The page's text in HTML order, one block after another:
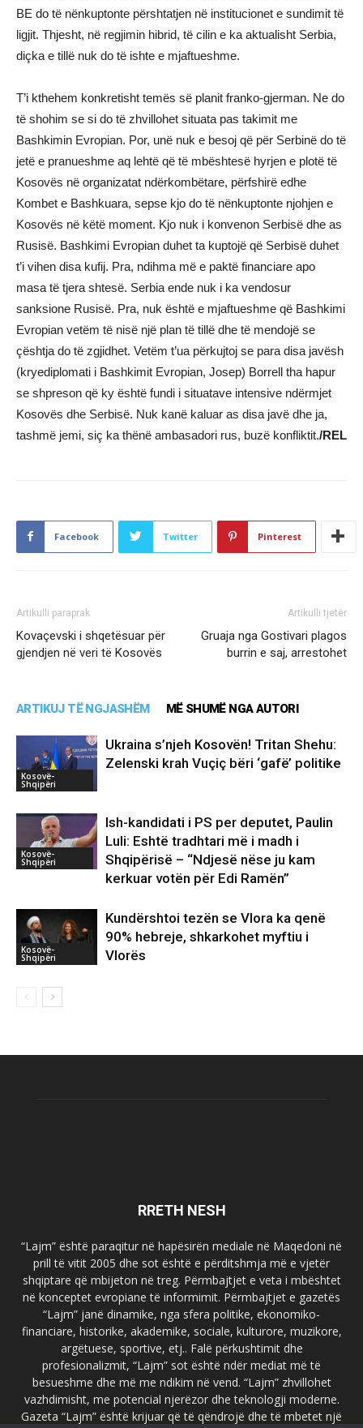
BE do të nënkuptonte përshtatjen në institucionet e sundimit të
ligjit. Thjesht, në regjimin hibrid, të cilin e ka aktualisht Serbia,
diçka e tillë nuk do të ishte e mjaftueshme.
T’i kthehem konkretisht temës së planit franko-gjerman. Ne do
të shohim se si do të zhvillohet situata pas takimit me
Bashkimin Evropian. Por, unë nuk e besoj që për Serbinë do të
jetë e pranueshme aq lehtë që të mbështesë hyrjen e plotë të
Kosovës në organizatat ndërkombëtare, përfshirë edhe
Kombet e Bashkuara, sepse kjo do të nënkuptonte njohjen e
Kosovës në këtë moment. Kjo nuk i konvenon Serbisë dhe as
Rusisë. Bashkimi Evropian duhet ta kuptojë që Serbisë duhet
t’i vihen disa kufij. Pra, ndihma më e paktë financiare apo
masa të tjera shtesë. Serbia ende nuk i ka vendosur
sanksione Rusisë. Pra, nuk është e mjaftueshme që Bashkimi
Evropian vetëm të nisë një plan të tillë dhe të mendojë se
çështja do të zgjidhet. Vetëm t’ua përkujtoj se para disa javësh
(kryediplomati i Bashkimit Evropian, Josep) Borrell tha hapur
se shpreson që ky është fundi i situatave intensive ndërmjet
Kosovës dhe Serbisë. Nuk kanë kaluar as disa javë dhe ja,
tashmë jemi, siç ka thënë ambasadori rus, buzë konfliktit./REL
Facebook Twitter Pinterest
Artikulli paraprak
Kovaçevski i shqetësuar për
gjendjen në veri të Kosovës
Artikulli tjetër
Gruaja nga Gostivari plagos
burrin e saj, arrestohet
ARTIKUJ TË NGJASHËM MË SHUMË NGA AUTORI
Kosovë-
Shqipëri
Ukraina s’njeh Kosovën! Tritan Shehu:
Zelenski krah Vuçiç bëri ‘gafë’ politike
Kosovë-
Shqipëri
Ish-kandidati i PS per deputet, Paulin
Luli: Eshtë tradhtari më i madh i
Shqipërisë – “Ndjesë nëse ju kam
kerkuar votën për Edi Ramën”
Kosovë-
Shqipëri
Kundërshtoi tezën se Vlora ka qenë
90% hebreje, shkarkohet myftiu i
Vlorës
RRETH NESH
“Lajm” është paraqitur në hapësirën mediale në Maqedoni në
prill të vitit 2005 dhe sot është e përditshmja më e vjetër
shqiptare që mbijeton në treg. Përmbajtjet e veta i mbështet
në konceptet evropiane të informimit. Përmbajtjet e gazetës
“Lajm” janë dinamike, nga sfera politike, ekonomiko-
financiare, historike, akademike, sociale, kulturore, muzikore,
argëtuese, sportive, etj.. Falë përkushtimit dhe
profesionalizmit, “Lajm” sot është ndër mediat më të
besueshme dhe më me ndikim në vend. “Lajm” zhvillohet
vazhdimisht, me potencial njerëzor dhe teknologji moderne.
Gazeta “Lajm” është krijuar që të qëndrojë dhe të mbetet një